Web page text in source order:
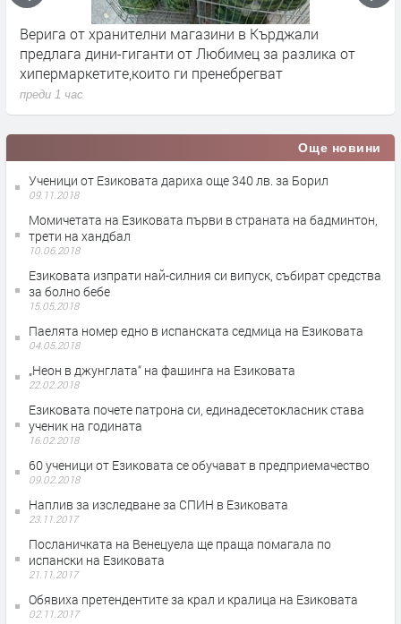
Верига от хранителни магазини в Кърджали
предлага дини-гиганти от Любимец за разлика от
хипермаркетите,които ги пренебрегват
преди 1 час
Още новини
Ученици от Езиковата дариха още 340 лв. за Борил
09.11.2018
Момичетата на Езиковата първи в страната на бадминтон,
трети на хандбал
10.06.2018
Езиковата изпрати най-силния си випуск, събират средства
за болно бебе
15.05.2018
Паелята номер едно в испанската седмица на Езиковата
04.05.2018
„Неон в джунглата“ на фашинга на Езиковата
22.02.2018
Езиковата почете патрона си, единадесетокласник става
ученик на годината
16.02.2018
60 ученици от Езиковата се обучават в предприемачество
09.02.2018
Наплив за изследване за СПИН в Езиковата
23.11.2017
Посланичката на Венецуела ще праща помагала по
испански на Езиковата
21.11.2017
Обявиха претендентите за крал и кралица на Езиковата
02.11.2017